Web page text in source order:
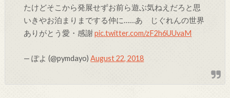
たけどそこから発展せずお前ら遊ぶ気ねえだろと思
いきやお泊まりまでする仲に……あゝじぐれんの世界
ありがとう愛・感謝pic.twitter.com/zF2h6UUvaM
— ぽよ (@pymdayo)August 22, 2018